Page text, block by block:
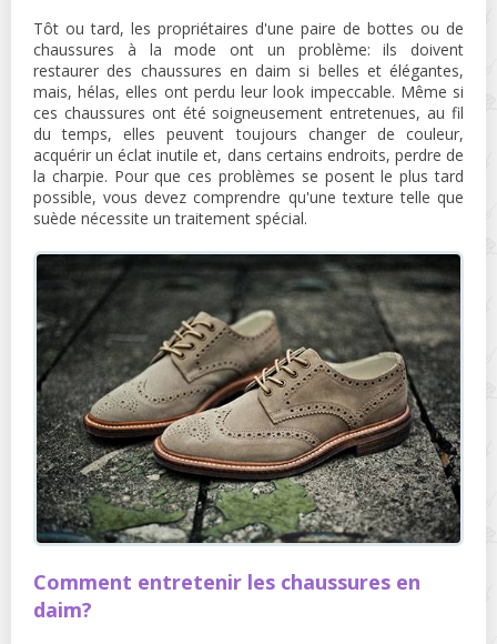
Tôt ou tard, les propriétaires d'une paire de bottes ou de
chaussures à la mode ont un problème: ils doivent
restaurer des chaussures en daim si belles et élégantes,
mais, hélas, elles ont perdu leur look impeccable. Même si
ces chaussures ont été soigneusement entretenues, au fil
du temps, elles peuvent toujours changer de couleur,
acquérir un éclat inutile et, dans certains endroits, perdre de
la charpie. Pour que ces problèmes se posent le plus tard
possible, vous devez comprendre qu'une texture telle que
suède nécessite un traitement spécial.
Comment entretenir les chaussures en
daim?